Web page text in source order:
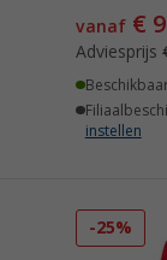
vanaf €
Adviesprijs
instellen
-25%